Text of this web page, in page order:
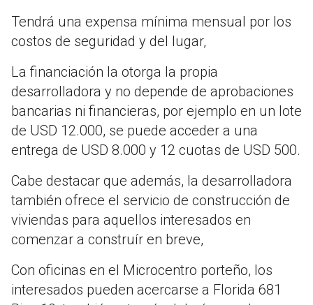
Tendrá una expensa mínima mensual por los
costos de seguridad y del lugar,
La financiación la otorga la propia
desarrolladora y no depende de aprobaciones
bancarias ni financieras, por ejemplo en un lote
de USD 12.000, se puede acceder a una
entrega de USD 8.000 y 12 cuotas de USD 500.
Cabe destacar que además, la desarrolladora
también ofrece el servicio de construcción de
viviendas para aquellos interesados en
comenzar a construír en breve,
Con oficinas en el Microcentro porteño, los
interesados pueden acercarse a Florida 681